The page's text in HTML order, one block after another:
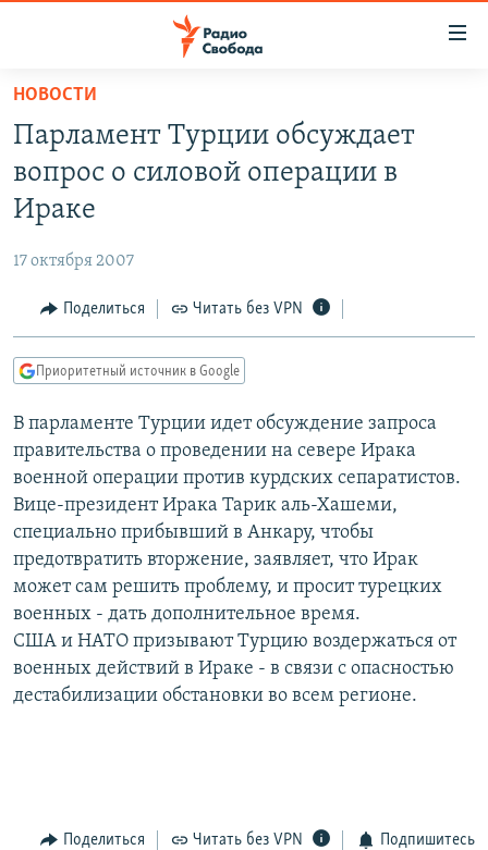
упрощенного
доступа
основному
Вернутся
Вернутся
поиску
ПОДКАСТЫ
АВТОРСКИЕ ПРОЕКТЫ
МНЕНИЯ
КУЛЬТУРА
КАВКАЗ.РЕАЛИИ
СЕВЕР.РЕАЛИИ
СИБИРЬ.РЕАЛИИ
РАСПИСАНИЕ ВЕЩАНИЯ
ПОДПИШИТЕСЬ НА РАССЫЛКУ
НОВОСТИ
Парламент Турции обсуждает
вопрос о силовой операции в
Ираке
17 октября 2007
Поделиться Читать без VPN
Приоритетный источник в Google
В парламенте Турции идет обсуждение запроса
правительства о проведении на севере Ирака
военной операции против курдских сепаратистов.
Вице-президент Ирака Тарик аль-Хашеми,
специально прибывший в Анкару, чтобы
предотвратить вторжение, заявляет, что Ирак
может сам решить проблему, и просит турецких
военных - дать дополнительное время.
США и НАТО призывают Турцию воздержаться от
военных действий в Ираке - в связи с опасностью
дестабилизации обстановки во всем регионе.
Поделиться Читать без VPN Подпишитесь